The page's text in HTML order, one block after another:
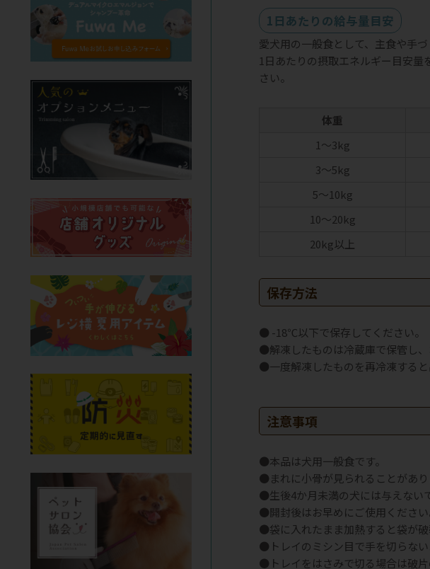
1日あたりの給与量目安
愛犬用の一般食として、主食や手
1日あたりの摂取エネルギー目安
さい。
体重
1～3kg
3～5kg
5～10kg
10～20kg
20kg以上
保存方法
● -18℃以下で保存してください。
●解凍したものは冷蔵庫で保管し、
●一度解凍したものを再冷凍すると
注意事項
●本品は犬用一般食です。
●まれに小骨が見られることがあり
●生後4か月未満の犬には与えない
●開封後はお早めにご使用ください
●袋に入れたまま加熱すると袋が破
●トレイのミシン目で手を切らない
●トレイをはさみで切る場合は破片